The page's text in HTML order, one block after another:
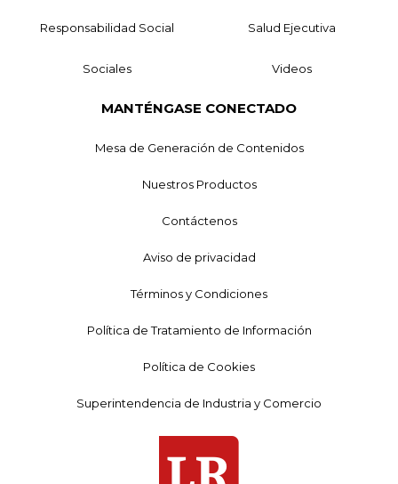
Responsabilidad Social Salud Ejecutiva
Sociales Videos
MANTÉNGASE CONECTADO
Mesa de Generación de Contenidos
Nuestros Productos
Contáctenos
Aviso de privacidad
Términos y Condiciones
Política de Tratamiento de Información
Política de Cookies
Superintendencia de Industria y Comercio